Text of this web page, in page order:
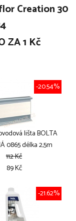
Creation 30
ZA 1 Kč
lišta BOLTA
0865 délka 2,5m
-20.54%
112 Kč
89 Kč
-21.62%